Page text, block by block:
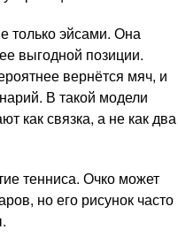
только эйсами. Она
выгодной позиции.
вернётся мяч, и
В такой модели
как связка, а не как два
тенниса. Очко может
но его рисунок часто